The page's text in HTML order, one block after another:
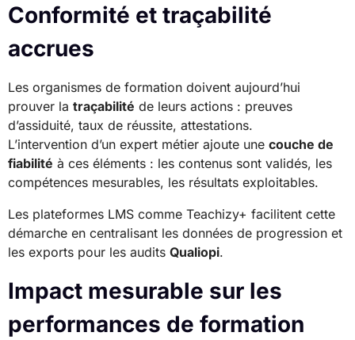
Conformité et traçabilité
accrues
Les organismes de formation doivent aujourd’hui
prouver la traçabilité de leurs actions : preuves
d’assiduité, taux de réussite, attestations.
L’intervention d’un expert métier ajoute une couche de
fiabilité à ces éléments : les contenus sont validés, les
compétences mesurables, les résultats exploitables.
Les plateformes LMS comme Teachizy+ facilitent cette
démarche en centralisant les données de progression et
les exports pour les audits Qualiopi.
Impact mesurable sur les
performances de formation